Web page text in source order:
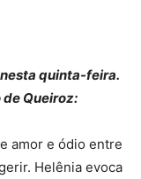
quinta-feira.
de Queiroz:
amor e ódio entre
Helênia evoca